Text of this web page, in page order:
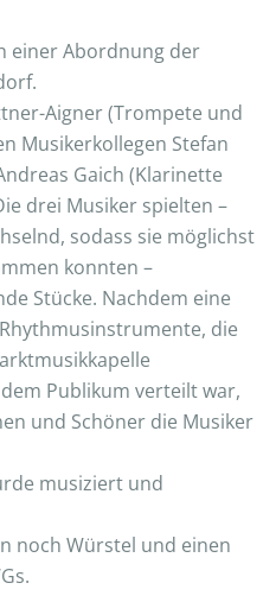
einer Abordnung der
Aigner (Trompete und
Musikerkollegen Stefan
Gaich (Klarinette
drei Musiker spielten –
sodass sie möglichst
konnten –
Stücke. Nachdem eine
die
Publikum verteilt war,
und Schöner die Musiker
musiziert und
noch Würstel und einen